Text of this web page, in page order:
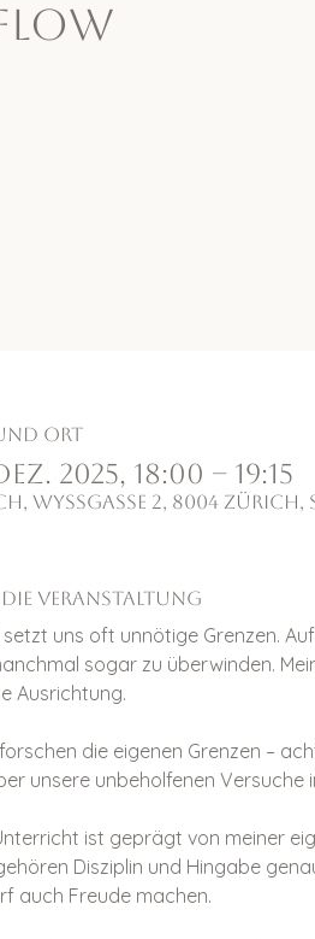
Ort
2025, 18:00 – 19:15
Wyssgasse 2, 8004 Zürich,
die Veranstaltung
uns oft unnötige Grenzen.
sogar zu überwinden.
Ausrichtung.
die eigenen Grenzen –
unsere unbeholfenen Versuche
ist geprägt von meiner
Disziplin und Hingabe
auch Freude machen.